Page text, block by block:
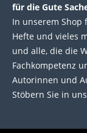
für die Gute
In unserem Shop
Hefte und vieles
und alle, die die
Fachkompetenz
Autorinnen und
Stöbern Sie in